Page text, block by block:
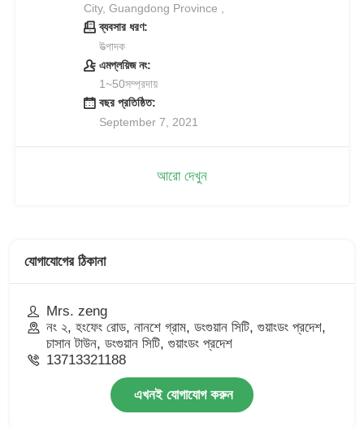
City, Guangdong Province ,
ব্যবসার ধরণ:
উত্পাদক
এমপ্লয়িজ নং:
1~50সম্প্রদায়
বছর প্রতিষ্ঠিত:
September 7, 2021
আরো দেখুন
যোগাযোগের ঠিকানা
Mrs. zeng
নং ২, হংফেং রোড, নানশে গ্রাম, ডংগুয়ান সিটি, গুয়াংডং প্রদেশ,
চাসান টাউন, ডংগুয়ান সিটি, গুয়াংডং প্রদেশ
13713321188
এখনই যোগাযোগ করুন